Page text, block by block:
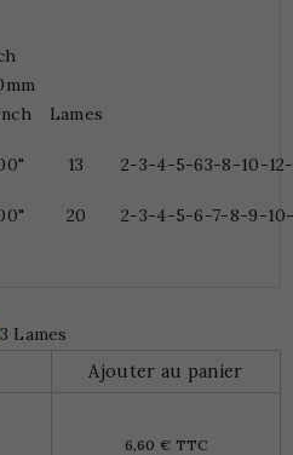
Lames
13 2-3-4-5-63-8-10-
20 2-3-4-5-6-7-8-9-10-
Lames
Ajouter au panier
6,60 € TTC